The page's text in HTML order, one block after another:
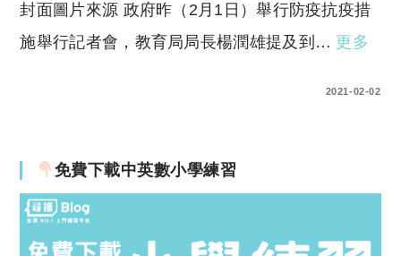
封面圖片來源 政府昨（2月1日）舉行防疫抗疫措
施舉行記者會，教育局局長楊潤雄提及到… 更多
2021-02-02
免費下載中英數小學練習